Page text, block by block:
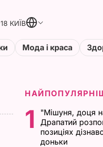
КИЇВ
Мода і краса
1
"Мішуня, доця
Драпатий
позиціях
доньки